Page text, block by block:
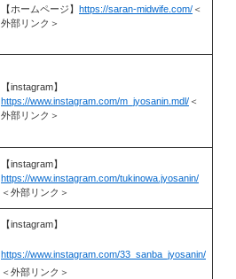
【ホームページ】 https://saran-midwife.com/ ＜
外部リンク＞
【instagram】
https://www.instagram.com/m_jyosanin.mdl/ ＜
外部リンク＞
【instagram】
https://www.instagram.com/tukinowa.jyosanin/
＜外部リンク＞
【instagram】
https://www.instagram.com/33_sanba_jyosanin/
＜外部リンク＞